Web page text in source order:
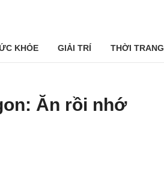
KHỎE GIẢI TRÍ THỜI TRANG
Ăn rồi nhớ